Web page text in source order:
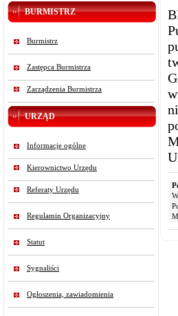
BURMISTRZ
Burmistrz
Zastępca Burmistrza
Zarządzenia Burmistrza
URZĄD
Informacje ogólne
Kierownictwo Urzędu
Referaty Urzędu
Regulamin Organizacyjny
Statut
Sygnaliści
Ogłoszenia, zawiadomienia